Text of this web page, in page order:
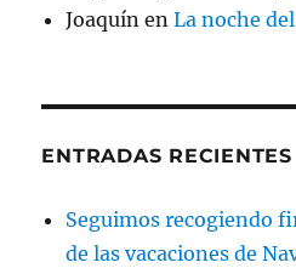
Joaquín enLa noche
ENTRADAS RECIENTES
Seguimos recogiendo
de las vacaciones de